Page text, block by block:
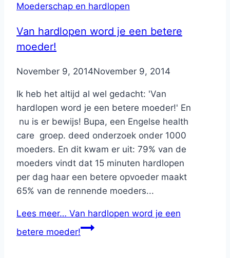
Moederschap en hardlopen
Van hardlopen word je een betere
moeder!
ByNicole
November 9, 2014November 9, 2014
Ik heb het altijd al wel gedacht: 'Van
hardlopen word je een betere moeder!' En
nu is er bewijs! Bupa, een Engelse health
care groep. deed onderzoek onder 1000
moeders. En dit kwam er uit: 79% van de
moeders vindt dat 15 minuten hardlopen
per dag haar een betere opvoeder maakt
65% van de rennende moeders...
Lees meer… Van hardlopen word je een
betere moeder!